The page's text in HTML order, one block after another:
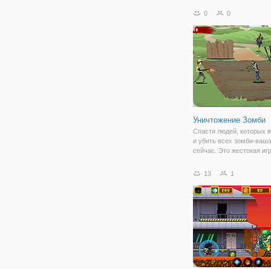
технологии и
Сможете ли вы выжить
волны
0 0
Уничтожение Зомби
Спасти людей, которых
и убить всех зомби-
сейчас. Это жестокая
прибудет на вашу
13 1